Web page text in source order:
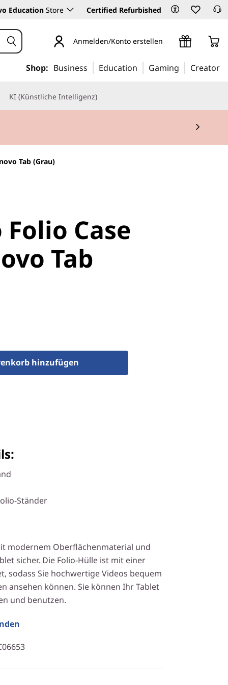
Education Store Certified Refurbished
Anmelden/Konto erstellen
Shop: Business Education Gaming Creator
KI (Künstliche Intelligenz)
Tab (Grau)
Case
Tab
hinzufügen
Ständer
modernem Oberflächenmaterial und
sicher. Die Folio-Hülle ist mit einer
sodass Sie hochwertige Videos bequem
ansehen können. Sie können Ihr Tablet
und benutzen.